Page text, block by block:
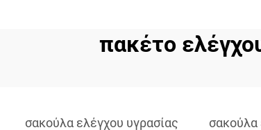
πακέτο
σακούλα ελέγχου υγρασίας σακούλα